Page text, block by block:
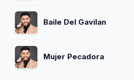
Baile Del Gavilan
Mujer Pecadora